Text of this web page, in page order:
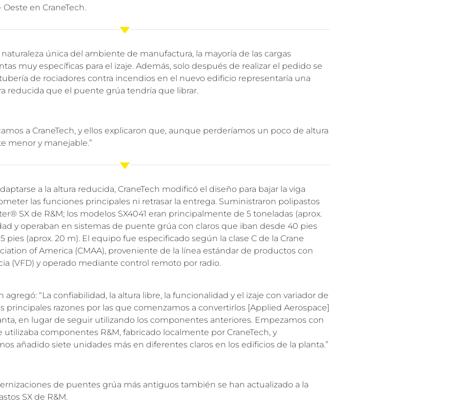
en CraneTech.
naturaleza única del ambiente de manufactura, la mayoría de las cargas
muy específicas para el izaje. Además, solo después de realizar el pedido se
de rociadores contra incendios en el nuevo edificio representaría una
reducida que el puente grúa tendría que librar.
a CraneTech, y ellos explicaron que, aunque perderíamos un poco de altura
menor y manejable.”
a la altura reducida, CraneTech modificó el diseño para bajar la viga
las funciones principales ni retrasar la entrega. Suministraron polipastos
SX de R&M; los modelos SX4041 eran principalmente de 5 toneladas (aprox.
y operaban en sistemas de puente grúa con claros que iban desde 40 pies
pies (aprox. 20 m). El equipo fue especificado según la clase C de la Crane
of America (CMAA), proveniente de la línea estándar de productos con
(VFD) y operado mediante control remoto por radio.
agregó: “La confiabilidad, la altura libre, la funcionalidad y el izaje con variador de
principales razones por las que comenzamos a convertirlos [Applied Aerospace]
en lugar de seguir utilizando los componentes anteriores. Empezamos con
componentes R&M, fabricado localmente por CraneTech, y
añadido siete unidades más en diferentes claros en los edificios de la planta.”
de puentes grúa más antiguos también se han actualizado a la
SX de R&M.